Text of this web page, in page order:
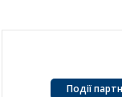
Події